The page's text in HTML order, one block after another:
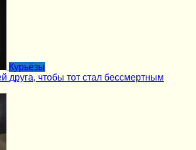
Курьёзы
друга, чтобы тот стал бессмертным